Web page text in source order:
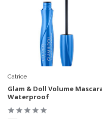
Catrice
Glam & Doll Volume
Waterproof